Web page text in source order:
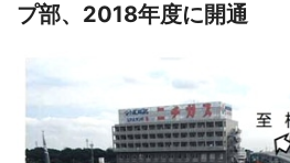
プ部、2018年度に開通